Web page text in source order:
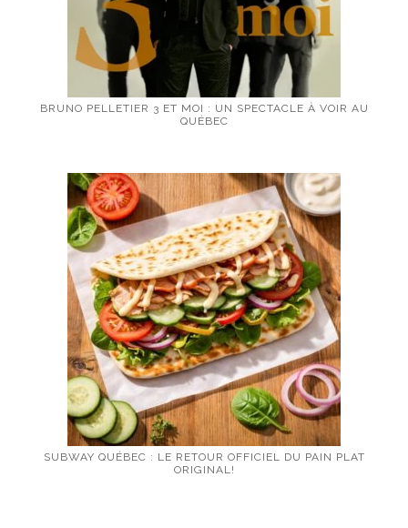
BRUNO PELLETIER 3 ET MOI : UN SPECTACLE À VOIR AU
QUÉBEC
SUBWAY QUÉBEC : LE RETOUR OFFICIEL DU PAIN PLAT
ORIGINAL!